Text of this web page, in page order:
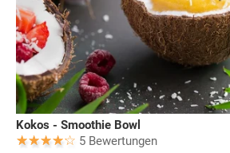
Kokos - Smoothie Bowl
5 Bewertungen